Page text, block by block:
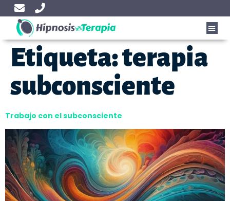
Etiqueta:terapia
subconsciente
Trabajo con el subconsciente